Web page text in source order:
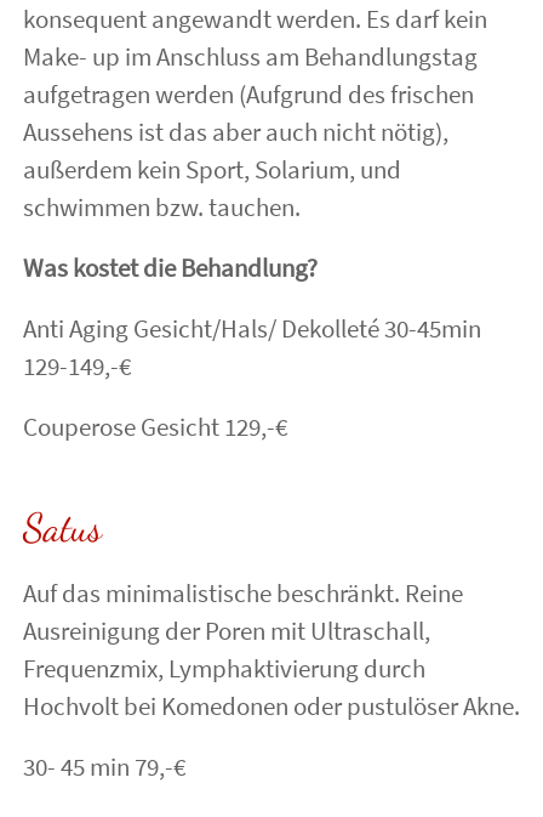
konsequent angewandt werden. Es darf kein
Make- up im Anschluss am Behandlungstag
aufgetragen werden (Aufgrund des frischen
Aussehens ist das aber auch nicht nötig),
außerdem kein Sport, Solarium, und
schwimmen bzw. tauchen.
Was kostet die Behandlung?
Anti Aging Gesicht/Hals/ Dekolleté 30-45min
129-149,-€
Couperose Gesicht 129,-€
Satus
Auf das minimalistische beschränkt. Reine
Ausreinigung der Poren mit Ultraschall,
Frequenzmix, Lymphaktivierung durch
Hochvolt bei Komedonen oder pustulöser Akne.
30- 45 min 79,-€